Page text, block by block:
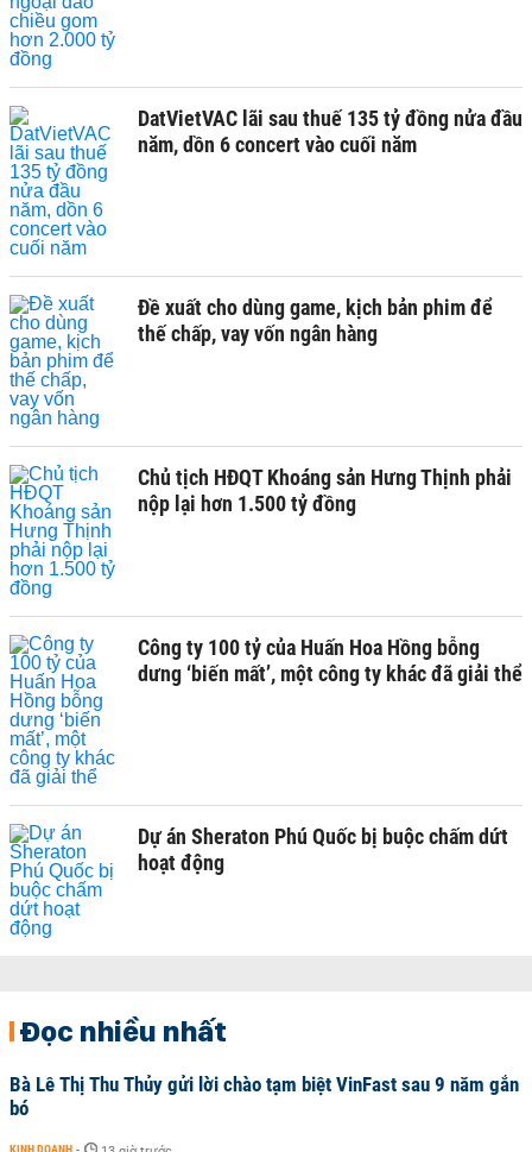
DatVietVAC lãi sau thuế 135 tỷ đồng nửa đầu
năm, dồn 6 concert vào cuối năm
Đề xuất cho dùng game, kịch bản phim để
thế chấp, vay vốn ngân hàng
Chủ tịch HĐQT Khoáng sản Hưng Thịnh phải
nộp lại hơn 1.500 tỷ đồng
Công ty 100 tỷ của Huấn Hoa Hồng bỗng
dưng ‘biến mất’, một công ty khác đã giải thể
Dự án Sheraton Phú Quốc bị buộc chấm dứt
hoạt động
Đọc nhiều nhất
Bà Lê Thị Thu Thủy gửi lời chào tạm biệt VinFast sau 9 năm gắn
bó
KINH DOANH